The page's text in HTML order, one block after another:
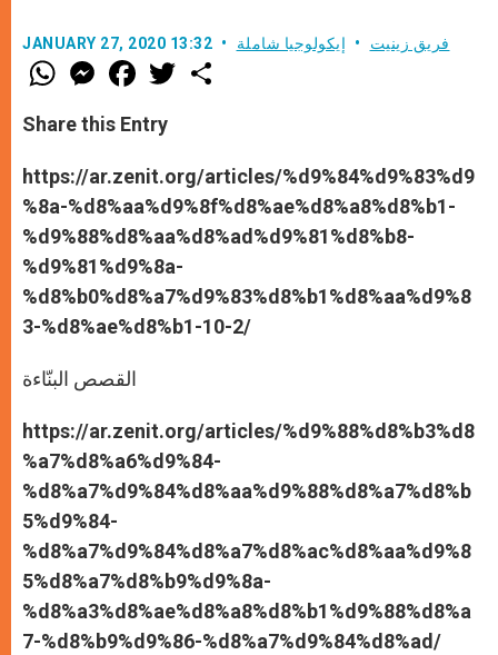
JANUARY 27, 2020 13:32 فريق زينيت إيكولوجيا شاملة
W
h
t
s
p
p
M
e
s
e
g
e
r
F
a
e
b
o
k
w
r
Share this Entry
https://ar.zenit.org/articles/%d9%84%d9%83%d9
%8a-%d8%aa%d9%8f%d8%ae%d8%a8%d8%b1-
%d9%88%d8%aa%d8%ad%d9%81%d8%b8-
%d9%81%d9%8a-
%d8%b0%d8%a7%d9%83%d8%b1%d8%aa%d9%8
3-%d8%ae%d8%b1-10-2/
القصص البنّاءة
https://ar.zenit.org/articles/%d9%88%d8%b3%d8
%a7%d8%a6%d9%84-
%d8%a7%d9%84%d8%aa%d9%88%d8%a7%d8%b
5%d9%84-
%d8%a7%d9%84%d8%a7%d8%ac%d8%aa%d9%8
5%d8%a7%d8%b9%d9%8a-
%d8%a3%d8%ae%d8%a8%d8%b1%d9%88%d8%a
7-%d8%b9%d9%86-%d8%a7%d9%84%d8%ad/